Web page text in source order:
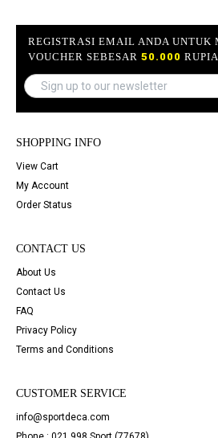
REGISTRASI EMAIL ANDA UNTUK
VOUCHER SEBESAR 50.000
SHOPPING INFO
View Cart
My Account
Order Status
CONTACT US
About Us
Contact Us
FAQ
Privacy Policy
Terms and Conditions
CUSTOMER SERVICE
info@sportdeca.com